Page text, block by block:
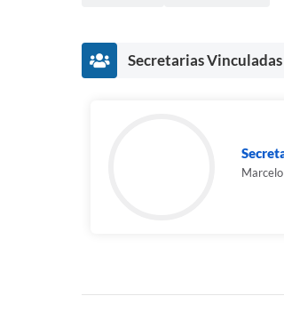
Secretarias Vinculadas